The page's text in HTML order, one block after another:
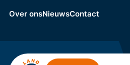
Over onsNieuwsContact